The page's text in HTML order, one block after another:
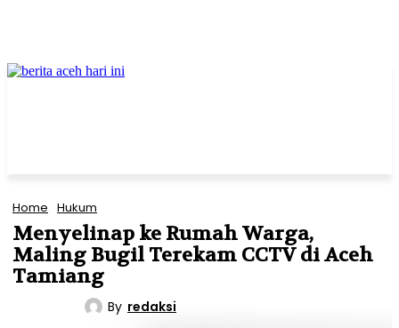
Home Hukum
Menyelinap ke Rumah Warga,
Maling Bugil Terekam CCTV di Aceh
Tamiang
By redaksi